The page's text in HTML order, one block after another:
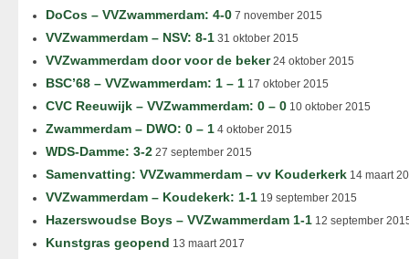
DoCos – VVZwammerdam: 4-0 7 november 2015
VVZwammerdam – NSV: 8-1 31 oktober 2015
VVZwammerdam door voor de beker24 oktober 2015
BSC’68 – VVZwammerdam: 1 – 1 17 oktober 2015
CVC Reeuwijk – VVZwammerdam: 0 – 0 10 oktober 2015
Zwammerdam – DWO: 0 – 1 4 oktober 2015
WDS-Damme: 3-2 27 september 2015
Samenvatting: VVZwammerdam – vv Kouderkerk 14 maart
VVZwammerdam – Koudekerk: 1-1 19 september 2015
Hazerswoudse Boys – VVZwammerdam 1-1 12 september
Kunstgras geopend 13 maart 2017